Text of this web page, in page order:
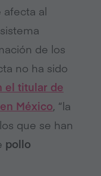
al
de los
no ha sido
el titular de
México, “la
que se han
pollo